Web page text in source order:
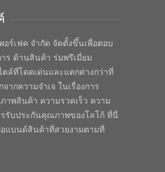
อร์เฟค จำกัด จัดตั้งขึ้นเพื่อตอบ
ร ด้านสินค้า ร่มพรีเมี่ยม
ตล์ที่โดดเด่นและแตกต่างกว่าที่
ากความจำเจ ในเรื่องการ
าพสินค้า ความรวดเร็ว ความ
รรับประกันคุณภาพของโลโก้ ที่นี่
อแบนด์สินค้าที่สวยงามตามที่